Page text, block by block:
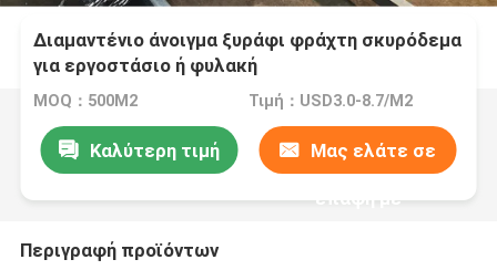
Διαμαντένιο άνοιγμα ξυράφι φράχτη σκυρόδεμα
για εργοστάσιο ή φυλακή
MOQ：500M2 Τιμή：USD3.0-8.7/M2
Καλύτερη τιμή Μας ελάτε σε
επαφή με
Περιγραφή προϊόντων